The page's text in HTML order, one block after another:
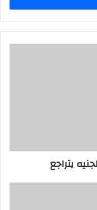
يتراجع